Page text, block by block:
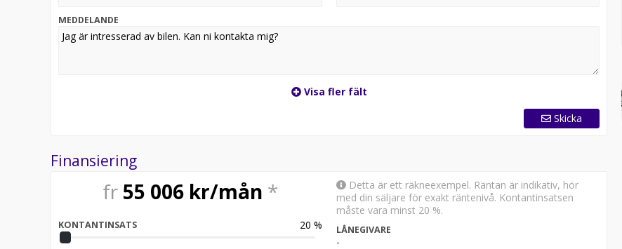
MEDDELANDE
Visa fler fält
Skicka
Finansiering
fr 55 006kr/mån *
KONTANTINSATS 20 %
Detta är ett räkneexempel. Räntan är indikativ, hör
med din säljare för exakt räntenivå. Kontantinsatsen
måste vara minst 20 %.
LÅNEGIVARE
-